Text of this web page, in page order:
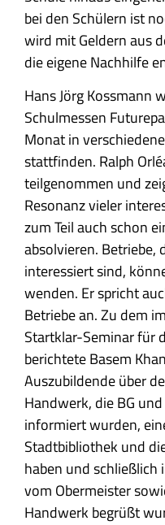
bei den Schülern ist
wird mit Geldern aus
die eigene Nachhilfe
Hans Jörg Kossmann
Schulmessen
Monat in
stattfinden. Ralph
teilgenommen und
Resonanz vieler
zum Teil auch schon
absolvieren. Betriebe,
interessiert sind,
wenden. Er spricht
Betriebe an. Zu dem
Startklar-Seminar für
berichtete Basem
Auszubildende über
Handwerk, die BG
informiert wurden,
Stadtbibliothek und
haben und
vom Obermeister
Handwerk begrüßt